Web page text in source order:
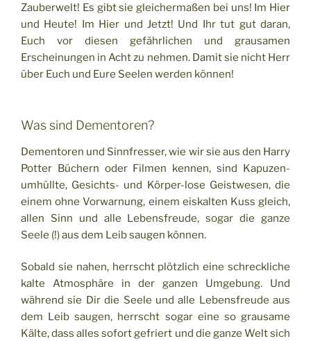
Zauberwelt! Es gibt sie gleichermaßen bei uns! Im Hier
und Heute! Im Hier und Jetzt! Und Ihr tut gut daran,
Euch vor diesen gefährlichen und grausamen
Erscheinungen in Acht zu nehmen. Damit sie nicht Herr
über Euch und Eure Seelen werden können!
Was sind Dementoren?
Dementoren und Sinnfresser, wie wir sie aus den Harry
Potter Büchern oder Filmen kennen, sind Kapuzen-
umhüllte, Gesichts- und Körper-lose Geistwesen, die
einem ohne Vorwarnung, einem eiskalten Kuss gleich,
allen Sinn und alle Lebensfreude, sogar die ganze
Seele (!) aus dem Leib saugen können.
Sobald sie nahen, herrscht plötzlich eine schreckliche
kalte Atmosphäre in der ganzen Umgebung. Und
während sie Dir die Seele und alle Lebensfreude aus
dem Leib saugen, herrscht sogar eine so grausame
Kälte, dass alles sofort gefriert und die ganze Welt sich